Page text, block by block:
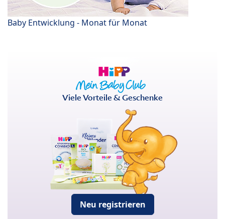
Baby Entwicklung - Monat für Monat
Viele Vorteile & Geschenke
Neu registrieren